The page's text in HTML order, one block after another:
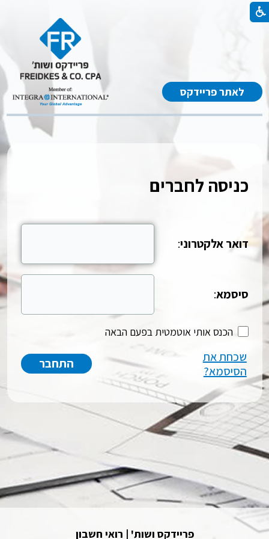
לאתר פריידקס
כניסה לחברים
דואר אלקטרוני:
סיסמא:
הכנס אותי אוטמטית בפעם הבאה
שכחת את
הסיסמא?
פריידקס ושות' | רואי חשבון